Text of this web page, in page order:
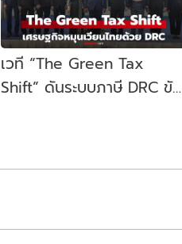
เวที “The Green Tax
Shift” ดันระบบภาษี DRC ขับ